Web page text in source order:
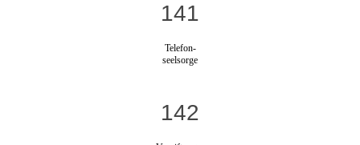
141
Telefon-
seelsorge
142